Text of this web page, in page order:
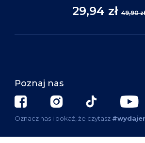
29,94 zł 49,90 zł
Poznaj nas
Oznacz nas i pokaż, że czytasz